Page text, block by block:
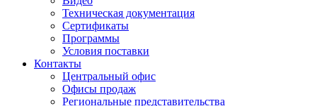
Техническая документация
Сертификаты
Программы
Условия поставки
Контакты
Центральный офис
Офисы продаж
Региональные представительства